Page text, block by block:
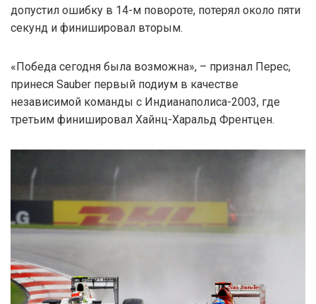
допустил ошибку в 14-м повороте, потерял около пяти
секунд и финишировал вторым.
«Победа сегодня была возможна», – признал Перес,
принеся Sauber первый подиум в качестве
независимой команды с Индианаполиса-2003, где
третьим финишировал Хайнц-Харальд Френтцен.